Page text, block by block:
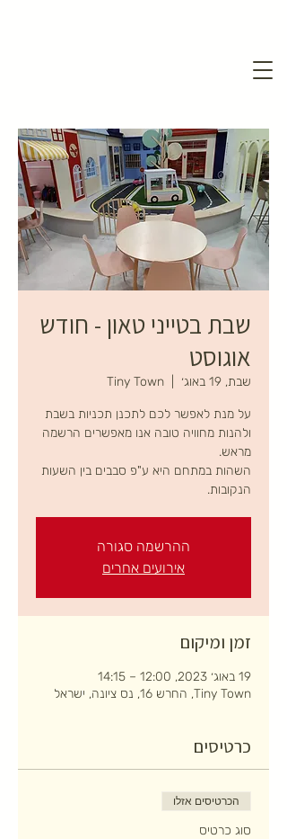
שבת בטייני טאון - חודש
אוגוסט
שבת, 19 באוג׳ Tiny Town
על מנת לאפשר לכם לתכנן תכניות בשבת
ולהנות מחוויה טובה אנו מאפשרים הרשמה
השהות במתחם היא ע"פ סבבים בין השעות
הנקובות.
ההרשמה סגורה
אירועים אחרים
זמן ומיקום
19 באוג׳ 2023, 12:00 – 14:15
Tiny Town, החרש 16, נס ציונה, ישראל
כרטיסים
הכרטיסים אזלו
סוג כרטיס